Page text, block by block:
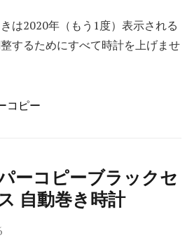
は2020年（もう1度）表示される
するためにすべて時計を上げませ
コピー
ーコピーブラックセ
自動巻き時計